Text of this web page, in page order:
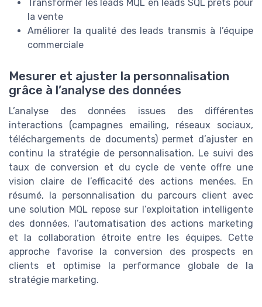
Transformer les leads MQL en leads SQL prêts pour
la vente
Améliorer la qualité des leads transmis à l’équipe
commerciale
Mesurer et ajuster la personnalisation
grâce à l’analyse des données
L’analyse des données issues des différentes
interactions (campagnes emailing, réseaux sociaux,
téléchargements de documents) permet d’ajuster en
continu la stratégie de personnalisation. Le suivi des
taux de conversion et du cycle de vente offre une
vision claire de l’efficacité des actions menées. En
résumé, la personnalisation du parcours client avec
une solution MQL repose sur l’exploitation intelligente
des données, l’automatisation des actions marketing
et la collaboration étroite entre les équipes. Cette
approche favorise la conversion des prospects en
clients et optimise la performance globale de la
stratégie marketing.